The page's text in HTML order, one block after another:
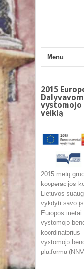
Menu
2015
vystomojo
veiklą
2015 metų
kooperacijos
Lietuvos
vykdyti savo
Europos
vystomojo
koordinatorius
vystomojo
platforma